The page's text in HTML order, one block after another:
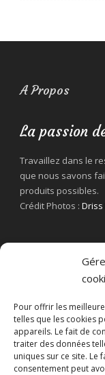
Pour offrir les
telles que les cookies
appareils. Le fait de
traiter des données
uniques sur ce site. Le
consentement peut
A Propos
La passion
Travaillez dans le
que nous savons
produits possibles.
Crédit Photos :